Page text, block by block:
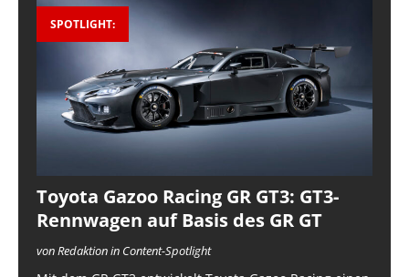
SPOTLIGHT:
Toyota Gazoo Racing GR GT3: GT3-
Rennwagen auf Basis des GR GT
von Redaktion in Content-Spotlight